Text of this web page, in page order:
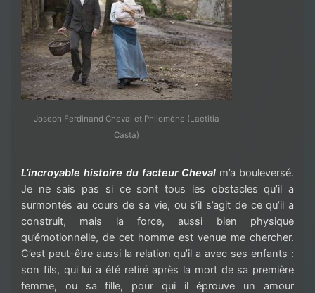
Joseph Ferdinand Cheval et Philomène (Laetitia
Casta)
L’incroyable histoire du facteur Cheval m’a bouleversé.
Je ne sais pas si ce sont tous les obstacles qu’il a
surmontés au cours de sa vie, ou s’il s’agit de ce qu’il a
construit, mais la force, aussi bien physique
qu’émotionnelle, de cet homme est venue me chercher.
C’est peut-être aussi la relation qu’il a avec ses enfants :
son fils, qui lui a été retiré après la mort de sa première
femme, ou sa fille, pour qui il éprouve un amour